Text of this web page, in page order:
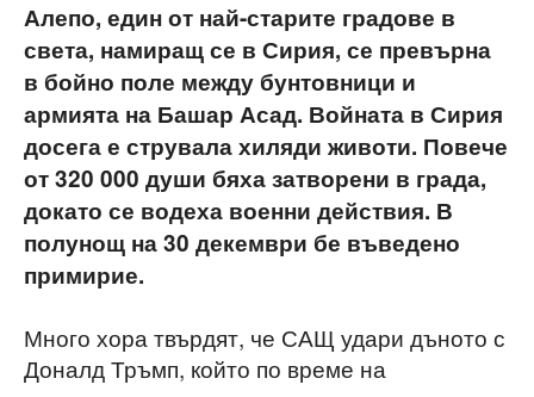
Алепо, един от най-старите градове в
света, намиращ се в Сирия, се превърна
в бойно поле между бунтовници и
армията на Башар Асад. Войната в Сирия
досега е струвала хиляди животи. Повече
от 320 000 души бяха затворени в града,
докато се водеха военни действия. В
полунощ на 30 декември бе въведено
примирие.
Много хора твърдят, че САЩ удари дъното с
Доналд Тръмп, който по време на